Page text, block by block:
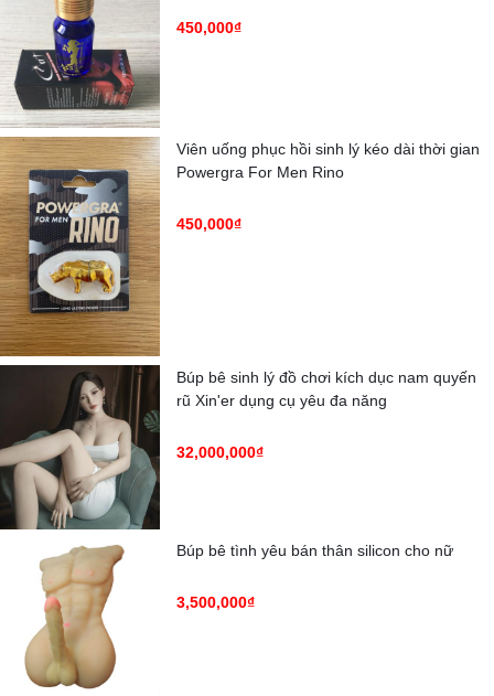
450,000₫
Viên uống phục hồi sinh lý kéo dài thời gian
Powergra For Men Rino
450,000₫
Búp bê sinh lý đồ chơi kích dục nam quyến
rũ Xin'er dụng cụ yêu đa năng
32,000,000₫
Búp bê tình yêu bán thân silicon cho nữ
3,500,000₫